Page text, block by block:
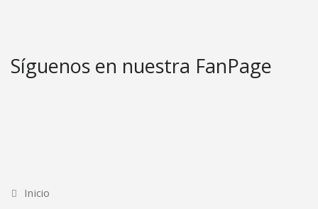
Síguenos en nuestra FanPage
Inicio